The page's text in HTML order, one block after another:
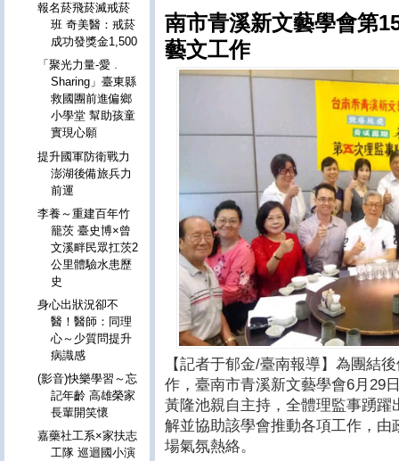
南市青溪新文藝學會第
藝文工作
【記者于郁金/臺南報導】為團結
作，臺南市青溪新文藝學會6月29
黃隆池親自主持，全體理監事踴
解並協助該學會推動各項工作，
場氣氛熱絡。
報名菸飛菸滅戒菸
班 奇美醫：戒菸
成功發獎金1,500
「聚光力量-愛﹒
Sharing」臺東縣
救國團前進偏鄉
小學堂 幫助孩童
實現心願
提升國軍防衛戰力
澎湖後備旅兵力
前運
李養～重建百年竹
籠茨 臺史博×曾
文溪畔民眾扛茨2
公里體驗水患歷
史
身心出狀況卻不
醫！醫師：同理
心～少質問提升
病識感
(影音)快樂學習～忘
記年齡 高雄榮家
長輩開笑懷
嘉藥社工系×家扶志
工隊 巡迴國小演